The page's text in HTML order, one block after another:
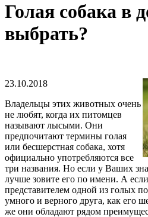
Голая собака в
выбрать?
23.10.2018
Владельцы этих животных очень
не любят, когда их питомцев
называют лысыми. Они
предпочитают термины голая
или бесшерстная собака, хотя
официально употребляются все
три названия. Но если у Ваших
лучше зовите его по имени. А
представителем одной из голых
умного и верного друга, как его
же они обладают рядом